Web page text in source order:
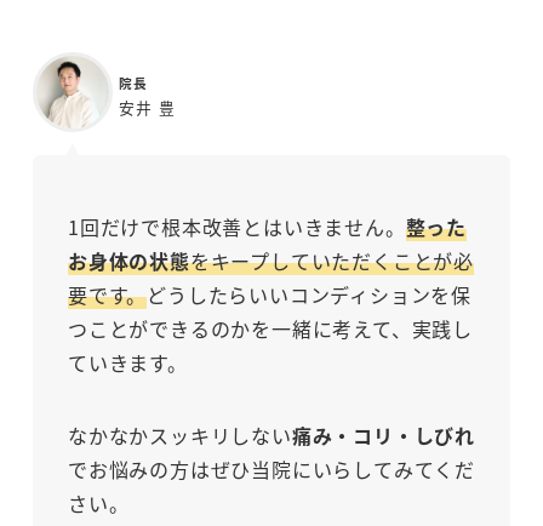
院長
安井 豊
1回だけで根本改善とはいきません。 整った
お身体の状態をキープしていただくことが必
要です。どうしたらいいコンディションを保
つことができるのかを一緒に考えて、実践し
ていきます。
なかなかスッキリしない痛み・コリ・しびれ
でお悩みの方はぜひ当院にいらしてみてくだ
さい。